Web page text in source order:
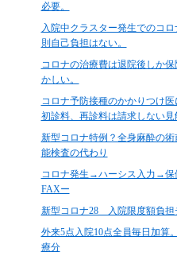
必要。
入院中クラスター発生でのコ
則自己負担はない。
コロナの治療費は退院後しか
かしい。
コロナ予防接種のかかりつけ
初診料、再診料は請求しない見
新型コロナ特例？全身麻酔の
能検査の代わり
コロナ発生→ハーシス入力→
FAXー
新型コロナ28 入院限度額負担
外来5点入院10点全員毎日加算
療分